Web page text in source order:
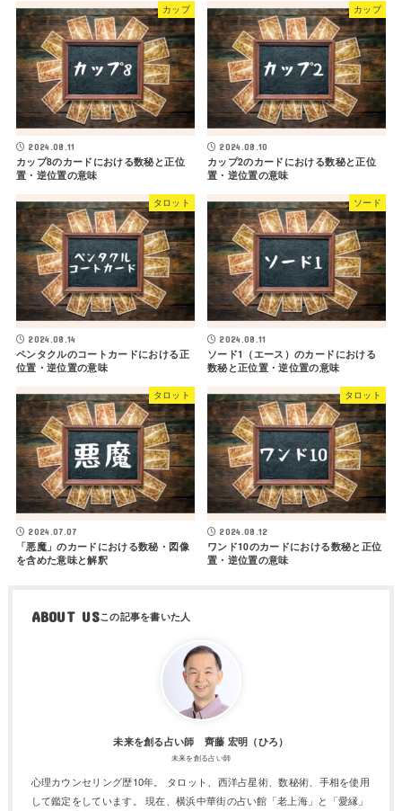
カップ
2024.08.11
カップ8のカードにおける数秘と正位
置・逆位置の意味
カップ
2024.08.10
カップ2のカードにおける数秘と正位
置・逆位置の意味
タロット
2024.08.14
ペンタクルのコートカードにおける正
位置・逆位置の意味
ソード
2024.08.11
ソード1（エース）のカードにおける
数秘と正位置・逆位置の意味
タロット
2024.07.07
「悪魔」のカードにおける数秘・図像
を含めた意味と解釈
タロット
2024.08.12
ワンド10のカードにおける数秘と正位
置・逆位置の意味
ABOUT US
未来を創る占い師 齊藤 宏明（ひろ）
未来を創る占い師
心理カウンセリング歴10年。 タロット、西洋占星術、数秘術、手相を使用
して鑑定をしています。 現在、横浜中華街の占い館「老上海」と「愛縁」